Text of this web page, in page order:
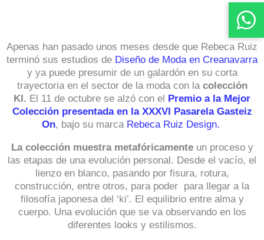
Apenas han pasado unos meses desde que Rebeca Ruiz
terminó sus estudios de Diseño de Moda en Creanavarra
y ya puede presumir de un galardón en su corta
trayectoria en el sector de la moda con la colección
KI. El 11 de octubre se alzó con el Premio a la Mejor
Colección presentada en la XXXVI Pasarela Gasteiz
On, bajo su marca Rebeca Ruiz Design.
La colección muestra metafóricamente un proceso y
las etapas de una evolución personal. Desde el vacío, el
lienzo en blanco, pasando por fisura, rotura,
construcción, entre otros, para poder para llegar a la
filosofía japonesa del ‘ki’. El equilibrio entre alma y
cuerpo. Una evolución que se va observando en los
diferentes looks y estilismos.